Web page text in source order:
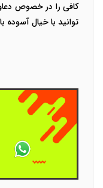
کافی را در خصوص
توانید با خیال آسوده